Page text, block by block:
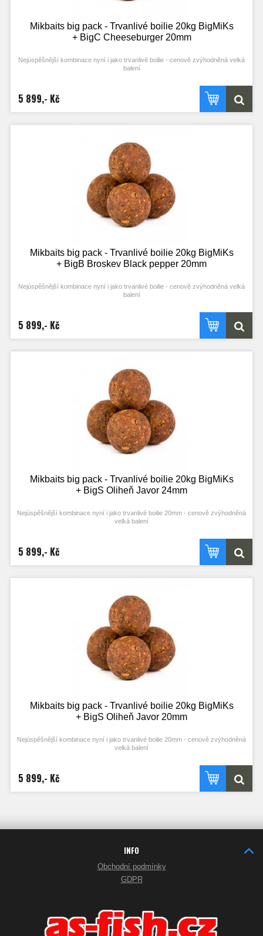
Mikbaits big pack - Trvanlivé boilie 20kg BigMiKs
+ BigC Cheeseburger 20mm
Nejúspěšnější kombinace nyní i jako trvanlivé boilie - cenově zvýhodněná velká
balení
5 899,- Kč
Mikbaits big pack - Trvanlivé boilie 20kg BigMiKs
+ BigB Broskev Black pepper 20mm
Nejúspěšnější kombinace nyní i jako trvanlivé boilie - cenově zvýhodněná velká
balení
5 899,- Kč
Mikbaits big pack - Trvanlivé boilie 20kg BigMiKs
+ BigS Oliheň Javor 24mm
Nejúspěšnější kombinace nyní i jako trvanlivé boilie 20mm - cenově zvýhodněná
velká balení
5 899,- Kč
Mikbaits big pack - Trvanlivé boilie 20kg BigMiKs
+ BigS Oliheň Javor 20mm
Nejúspěšnější kombinace nyní i jako trvanlivé boilie 20mm - cenově zvýhodněná
velká balení
5 899,- Kč
INFO
Obchodní podmínky
GDPR